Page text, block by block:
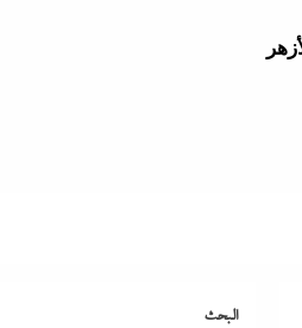
البحث